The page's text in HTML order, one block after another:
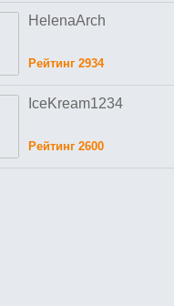
HelenaArch
Рейтинг 2934
IceKream1234
Рейтинг 2600